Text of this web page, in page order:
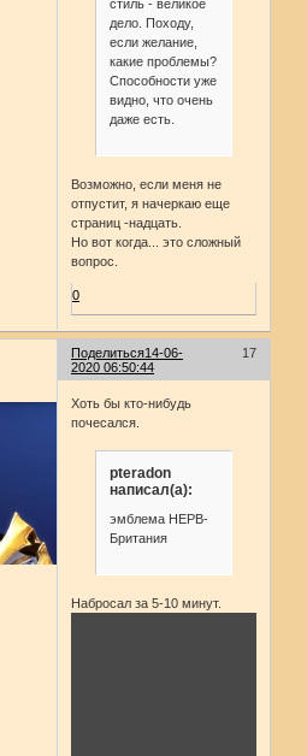
стиль - великое
дело. Походу,
если желание,
какие проблемы?
Способности уже
видно, что очень
даже есть.
Возможно, если меня не
отпустит, я начеркаю еще
страниц -надцать.
Но вот когда... это сложный
вопрос.
0
Поделиться 17
14-06-
2020 06:50:44
Хоть бы кто-нибудь
почесался.
pteradon
написал(а):
эмблема НЕРВ-
Британия
Набросал за 5-10 минут.